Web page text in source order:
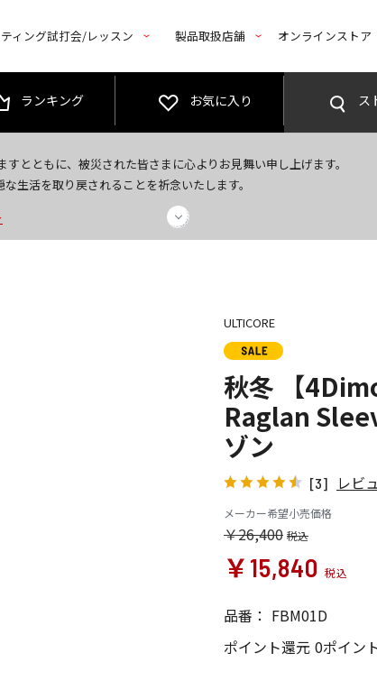
ィング試打会/レッスン 製品取扱店舗 オンラインストア
ランキング お気に入り ス
とともに、被災された皆さまに心よりお見舞い申し上げます。
生活を取り戻されることを祈念いたします。
クーポンプレゼント！
問い合わせ＞
ULTICORE
秋冬 【
Raglan
ゾン
[3] レビ
メーカー希望小売価格
￥26,400
￥15,840
品番： FBM01D
ポイント還元 0ポイン